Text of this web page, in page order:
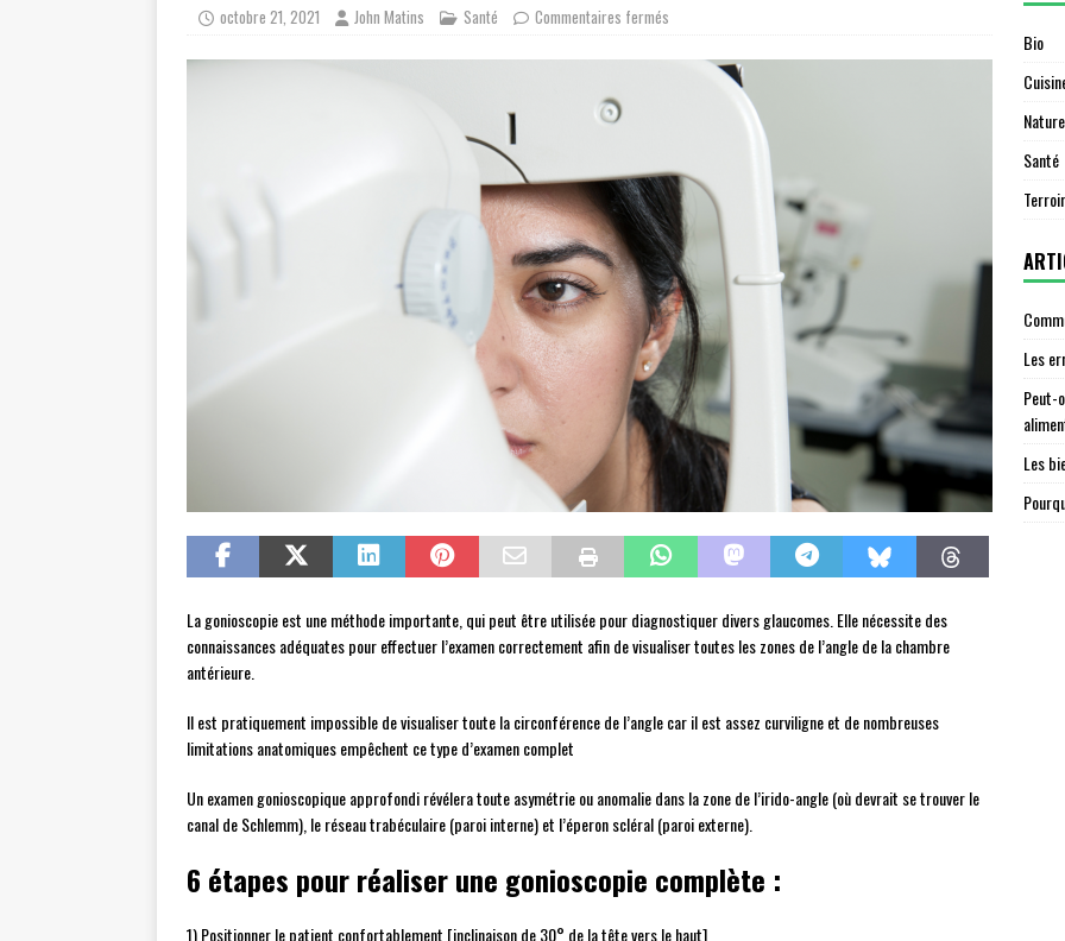
octobre 21, 2021 John Matins Santé Commentaires fermés
La gonioscopie est une méthode importante, qui peut être utilisée pour diagnostiquer divers glaucomes. Elle nécessite des
connaissances adéquates pour effectuer l’examen correctement afin de visualiser toutes les zones de l’angle de la chambre
antérieure.
Il est pratiquement impossible de visualiser toute la circonférence de l’angle car il est assez curviligne et de nombreuses
limitations anatomiques empêchent ce type d’examen complet
Un examen gonioscopique approfondi révélera toute asymétrie ou anomalie dans la zone de l’irido-angle (où devrait se trouver le
canal de Schlemm), le réseau trabéculaire (paroi interne) et l’éperon scléral (paroi externe).
6 étapes pour réaliser une gonioscopie complète :
1) Positionner le patient confortablement [inclinaison de 30° de la tête vers le haut]
Bio
Nature
Santé
Terroir
Les
Peut-
Les